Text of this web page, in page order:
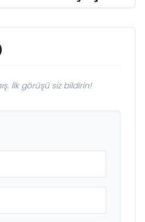
İlk görüşü siz bildirin!